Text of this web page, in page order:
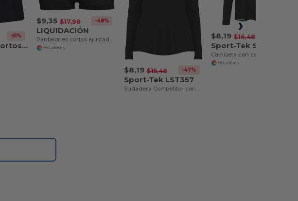
-51%
Pantalones cortos de entrenamiento para mujer con entrepierna de 7 pulgadas que absorben la humedad
$9,35 $17,98 -48%
LIQUIDACIÓN
+5 Colores
$8,19 $15,48 -47%
Sport-Tek LST357
Sudadera Competitor con cremallera de 1/4 para mujer
$8,19 $16,48
Sport-Tek ST358
+6 Colores